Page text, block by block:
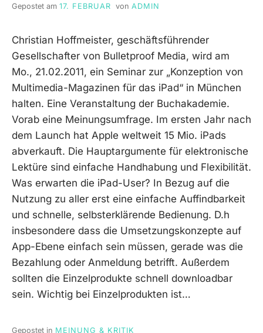
Gepostet am 17. FEBRUAR von ADMIN
Christian Hoffmeister, geschäftsführender
Gesellschafter von Bulletproof Media, wird am
Mo., 21.02.2011, ein Seminar zur „Konzeption von
Multimedia-Magazinen für das iPad“ in München
halten. Eine Veranstaltung der Buchakademie.
Vorab eine Meinungsumfrage. Im ersten Jahr nach
dem Launch hat Apple weltweit 15 Mio. iPads
abverkauft. Die Hauptargumente für elektronische
Lektüre sind einfache Handhabung und Flexibilität.
Was erwarten die iPad-User? In Bezug auf die
Nutzung zu aller erst eine einfache Auffindbarkeit
und schnelle, selbsterklärende Bedienung. D.h
insbesondere dass die Umsetzungskonzepte auf
App-Ebene einfach sein müssen, gerade was die
Bezahlung oder Anmeldung betrifft. Außerdem
sollten die Einzelprodukte schnell downloadbar
sein. Wichtig bei Einzelprodukten ist…
Gepostet in MEINUNG & KRITIK